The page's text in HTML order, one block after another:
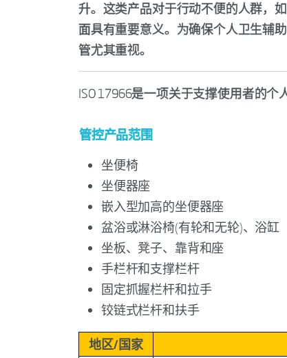
升。这类产品对于行动不便的人群，
面具有重要意义。为确保个人卫生辅
管尤其重视。
ISO 17966是一项关于支撑使用者的个
管控产品范围
坐便椅
坐便器座
嵌入型加高的坐便器座
盆浴或淋浴椅(有轮和无轮)、浴缸
坐板、凳子、靠背和座
手栏杆和支撑栏杆
固定抓握栏杆和拉手
铰链式栏杆和扶手
地区/国家